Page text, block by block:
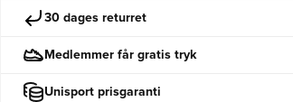
30 dages returret
Medlemmer får gratis tryk
Unisport prisgaranti